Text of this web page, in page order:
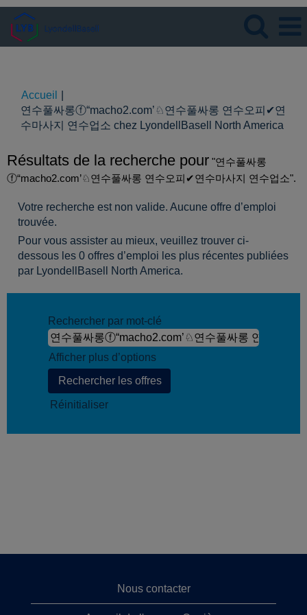
Accueil
연수풀싸롱ⓕ“macho2.com’♘연수풀싸롱 연수오피✔연
수마사지 연수업소 chez LyondellBasell North America
Résultats de la recherche pour "연수풀싸롱
ⓕ“macho2.com’♘연수풀싸롱 연수오피✔연수마사지 연수업소".
Votre recherche est non valide. Aucune offre d’emploi
trouvée.
Pour vous assister au mieux, veuillez trouver ci-
dessous les 0 offres d’emploi les plus récentes publiées
par LyondellBasell North America.
Rechercher par mot-clé
Afficher plus d’options
Réinitialiser
Nous contacter